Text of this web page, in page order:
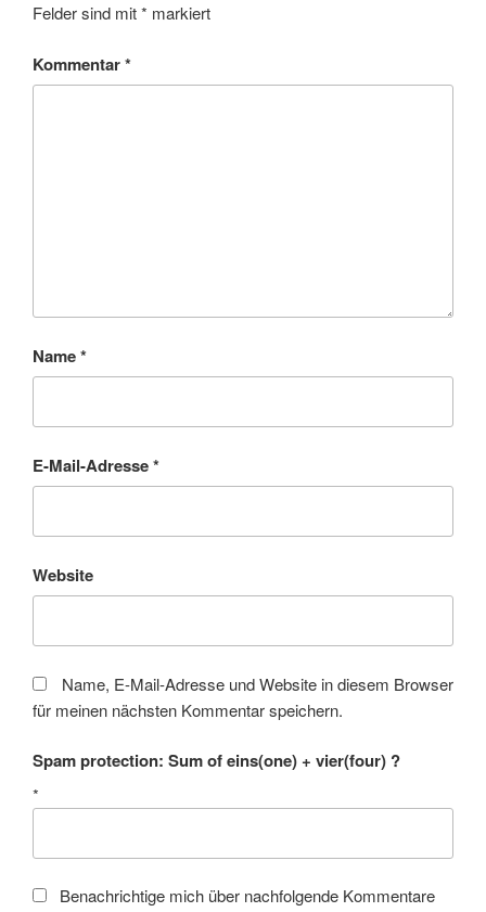
Felder sind mit* markiert
Kommentar*
Name*
E-Mail-Adresse*
Website
Name, E-Mail-Adresse und Website in diesem Browser
für meinen nächsten Kommentar speichern.
Spam protection: Sum of eins(one) + vier(four) ?
*
Benachrichtige mich über nachfolgende Kommentare